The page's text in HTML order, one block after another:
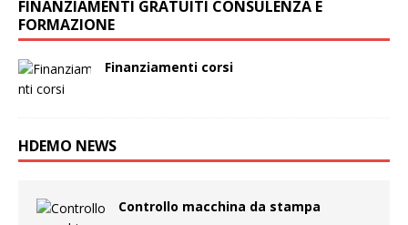
FINANZIAMENTI GRATUITI CONSULENZA E
FORMAZIONE
Finanziamenti corsi
HDEMO NEWS
Controllo macchina da stampa